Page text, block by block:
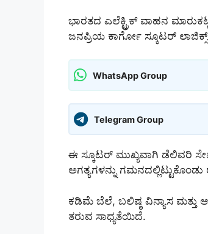
ಭಾರತದ ಎಲೆಕ್ಟ್ರಿಕ್ ವಾಹನ
ಜನಪ್ರಿಯ ಕಾರ್ಗೋ ಸ್ಕೂಟರ್
WhatsApp Group
Telegram Group
ಈ ಸ್ಕೂಟರ್ ಮುಖ್ಯವಾಗಿ ಡೆಲಿವರಿ
ಅಗತ್ಯಗಳನ್ನು
ಕಡಿಮೆ ಬೆಲೆ, ಬಲಿಷ್ಠ ವಿನ್ಯಾಸ ಮತ್ತು
ತರುವ ಸಾಧ್ಯತೆಯಿದೆ.